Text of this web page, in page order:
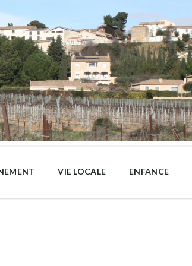
VIE LOCALE ENFANCE